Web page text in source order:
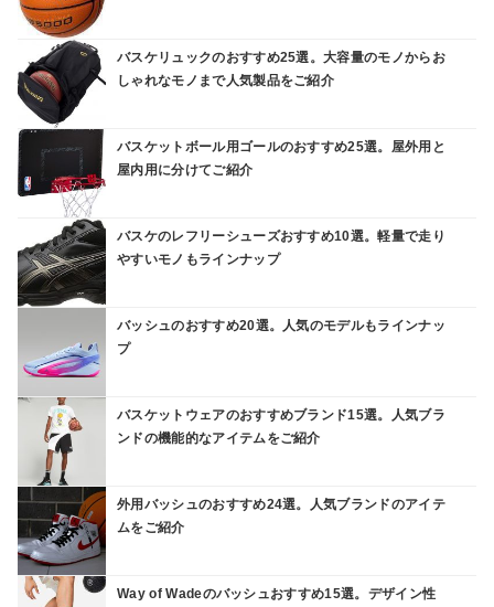
バスケリュックのおすすめ25選。大容量のモノからお
しゃれなモノまで人気製品をご紹介
バスケットボール用ゴールのおすすめ25選。屋外用と
屋内用に分けてご紹介
バスケのレフリーシューズおすすめ10選。軽量で走り
やすいモノもラインナップ
バッシュのおすすめ20選。人気のモデルもラインナッ
プ
バスケットウェアのおすすめブランド15選。人気ブラ
ンドの機能的なアイテムをご紹介
外用バッシュのおすすめ24選。人気ブランドのアイテ
ムをご紹介
Way of Wadeのバッシュおすすめ15選。デザイン性